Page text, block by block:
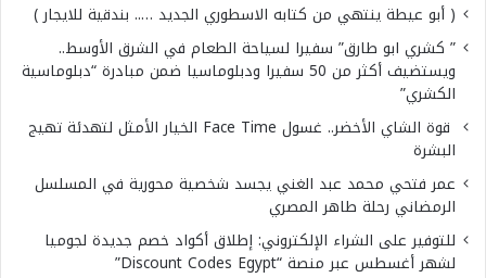
( أبو عيطة ينتهي من كتابه الاسطوري الجديد ….. بندقية للايجار )
” كشري ابو طارق” سفيرا لسياحة الطعام في الشرق الأوسط..
ويستضيف أكثر من 50 سفيرا ودبلوماسيا ضمن مبادرة “دبلوماسية
الكشري”
قوة الشاي الأخضر.. غسول Face Time الخيار الأمثل لتهدئة تهيج
البشرة
عمر فتحي محمد عبد الغني يجسد شخصية محورية في المسلسل
الرمضاني رحلة طاهر المصري
للتوفير على الشراء الإلكتروني: إطلاق أكواد خصم جديدة لجوميا
لشهر أغسطس عبر منصة “Discount Codes Egypt”